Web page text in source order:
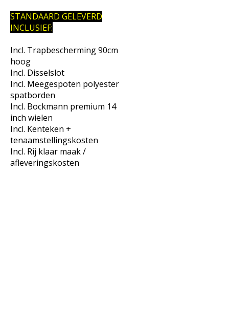
STANDAARD GELEVERD
INCLUSIEF:
Incl. Trapbescherming 90cm
hoog
Incl. Disselslot
Incl. Meegespoten polyester
spatborden
Incl. Bockmann premium 14
inch wielen
Incl. Kenteken +
tenaamstellingskosten
Incl. Rij klaar maak /
afleveringskosten